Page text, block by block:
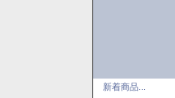
新着商品...